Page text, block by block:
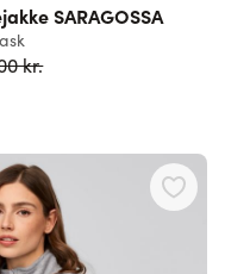
SARAGOSSA
kr.